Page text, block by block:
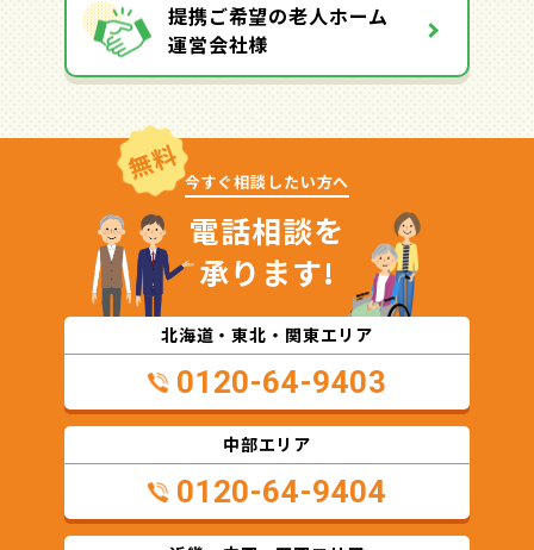
提携ご希望の老人ホーム
運営会社様
無料 今すぐ相談したい方へ
電話相談を
承ります!
北海道・東北・関東エリア
0120-64-9403
中部エリア
0120-64-9404